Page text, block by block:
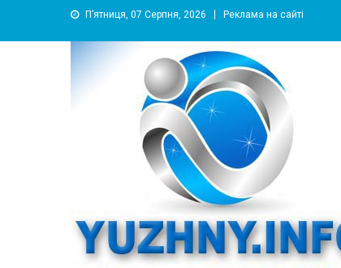
П’ятниця, 07 Серпня, 2026 Реклама на сайті
YUZHNY.INFO
информационный портал города Южный